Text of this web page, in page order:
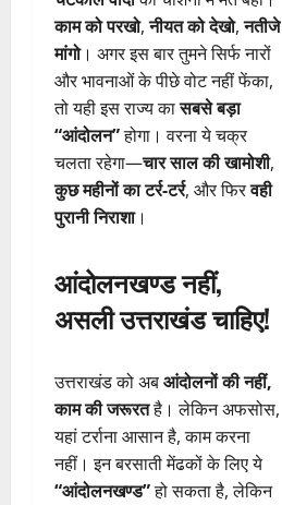
काम को परखो,नीयत को देखो,नतीजे
मांगो। अगर इस बार तुमने सिर्फ नारों
और भावनाओं के पीछे वोट नहीं फेंका,
तो यही इस राज्य कासबसे बड़ा
“आंदोलन”होगा। वरना ये चक्र
चलता रहेगा—चार साल की खामोशी,
कुछ महीनों का टर्र-टर्र, और फिरवही
पुरानी निराशा।
आंदोलनखण्ड नहीं,
असली उत्तराखंड चाहिए!
उत्तराखंड को अबआंदोलनों की नहीं,
काम की जरूरतहै। लेकिन अफसोस,
यहां टर्राना आसान है, काम करना
नहीं। इन बरसाती मेंढकों के लिए ये
“आंदोलनखण्ड”हो सकता है, लेकिन